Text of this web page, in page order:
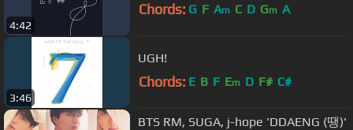
4:42
Chords: G F Am C D Gm A
3:46
UGH!
Chords: E B F Em D F# C#
BTS RM, SUGA, j-hope 'DDAENG (땡)'